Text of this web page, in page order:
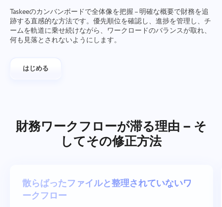
Taskeeのカンバンボードで全体像を把握 – 明確な概要で財務を追
跡する直感的な方法です。優先順位を確認し、進捗を管理し、チ
ームを軌道に乗せ続けながら、ワークロードのバランスが取れ、
何も見落とされないようにします。
はじめる
財務ワークフローが滞る理由 – そ
してその修正方法
散らばったファイルと整理されていないワ
ークフロー